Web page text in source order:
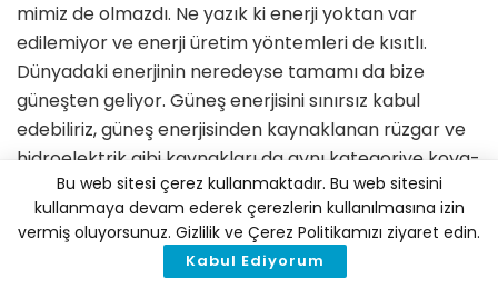
mimiz de olmazdı. Ne yazık ki enerji yoktan var
edilemiyor ve enerji üretim yöntemleri de kısıtlı.
Dünyadaki ener­jinin neredeyse tamamı da bize
güneş­ten geliyor. Güneş enerjisini sınırsız kabul
edebiliriz, güneş enerjisinden kaynaklanan rüzgar ve
hidroelektrik gibi kaynakları da aynı kategoriye koya­
biliriz ama kömür, petrol ve doğalgaz gibi bir enerji
kaynağı daha yok. Onlar da milyonlarca yıl boyunca
bitkilerin biriktirdiği güneş enerjisinden oluşu­yor.
Bittikleri zaman da yenilenebilir değiller ve ayrıca
Bu web sitesi çerez kullanmaktadır. Bu web sitesini
kullanmaya devam ederek çerezlerin kullanılmasına izin
vermiş oluyorsunuz. Gizlilik ve Çerez Politikamızı ziyaret edin.
Kabul Ediyorum